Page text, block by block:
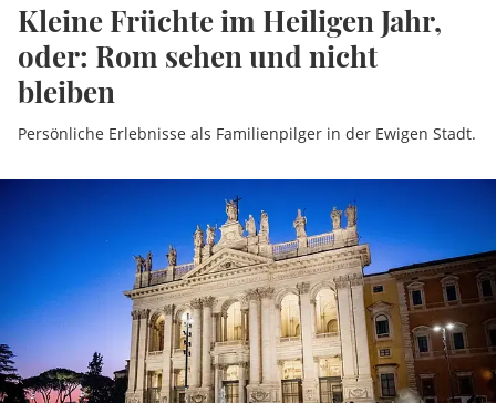
Kleine Früchte im Heiligen Jahr,
oder: Rom sehen und nicht
bleiben
Persönliche Erlebnisse als Familienpilger in der Ewigen Stadt.